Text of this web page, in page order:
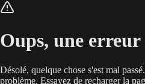
Uniformiser l'image de marque
Oups, une erreur
Désolé, quelque chose s'est mal
problème. Essayez de recharger la